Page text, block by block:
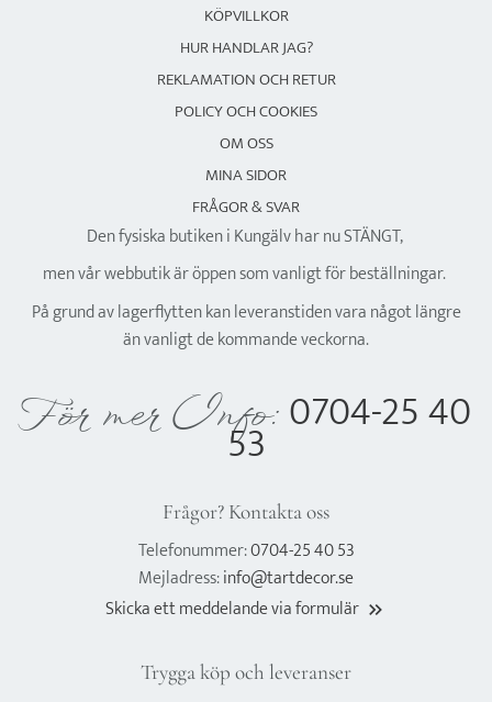
KÖPVILLKOR
HUR HANDLAR JAG?
REKLAMATION OCH RETUR
POLICY OCH COOKIES
OM OSS
MINA SIDOR
FRÅGOR & SVAR
Den fysiska butiken i Kungälv har nu STÄNGT,
men vår webbutik är öppen som vanligt för beställningar.
På grund av lagerflytten kan leveranstiden vara något längre
än vanligt de kommande veckorna.
För mer Info: 0704-25 40
53
Frågor? Kontakta oss
Telefonummer:0704-25 40 53
Mejladress:info@tartdecor.se
Skicka ett meddelande via formulär keyboard_double_arrow_right
Trygga köp och leveranser